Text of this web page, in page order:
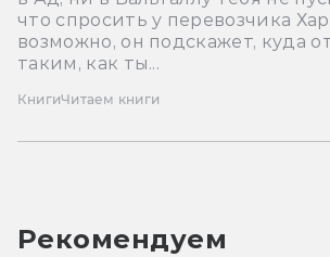
что спросить у перевозчика
возможно, он подскажет, куда
таким, как ты...
КнигиЧитаем книги
Рекомендуем